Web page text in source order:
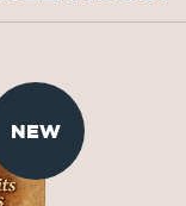
NEW